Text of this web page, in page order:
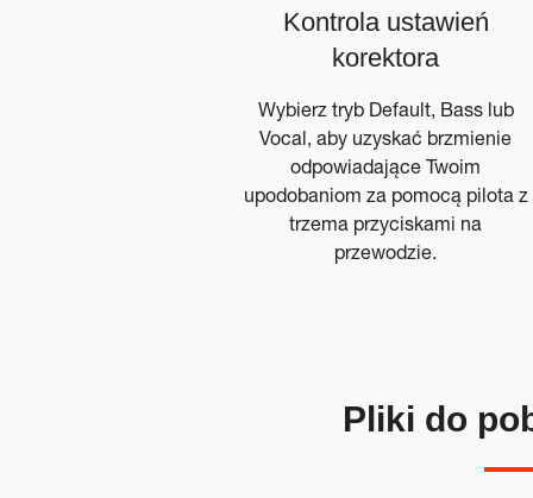
Kontrola ustawień
korektora
Wybierz tryb Default, Bass lub
Vocal, aby uzyskać brzmienie
odpowiadające Twoim
upodobaniom za pomocą pilota z
trzema przyciskami na
przewodzie.
Pliki do